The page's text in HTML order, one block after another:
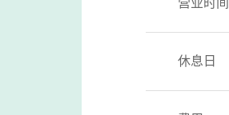
营业时间
休息日